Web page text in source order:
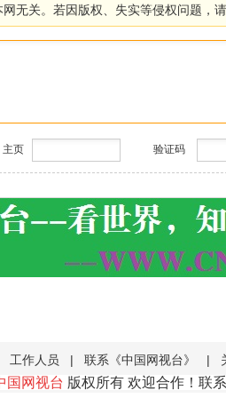
无关。若因版权、失实等侵权问题，
主页 验证码
工作人员 | 联系《中国网视台》 |
国网视台 版权所有 欢迎合作！联系